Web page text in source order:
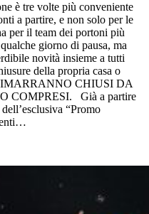
è tre volte più conveniente
a partire, e non solo per le
per il team dei portoni più
giorno di pausa, ma
novità insieme a tutti
della propria casa o
CHIUSI DA
COMPRESI. Già a partire
“Promo